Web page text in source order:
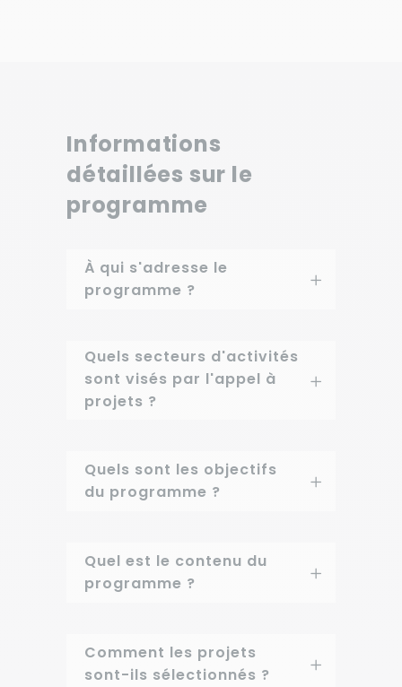
Informations
détaillées sur le
programme
À qui s'adresse le
programme ?
Quels secteurs d'activités
sont visés par l'appel à
projets ?
Quels sont les objectifs
du programme ?
Quel est le contenu du
programme ?
Comment les projets
sont-ils sélectionnés ?